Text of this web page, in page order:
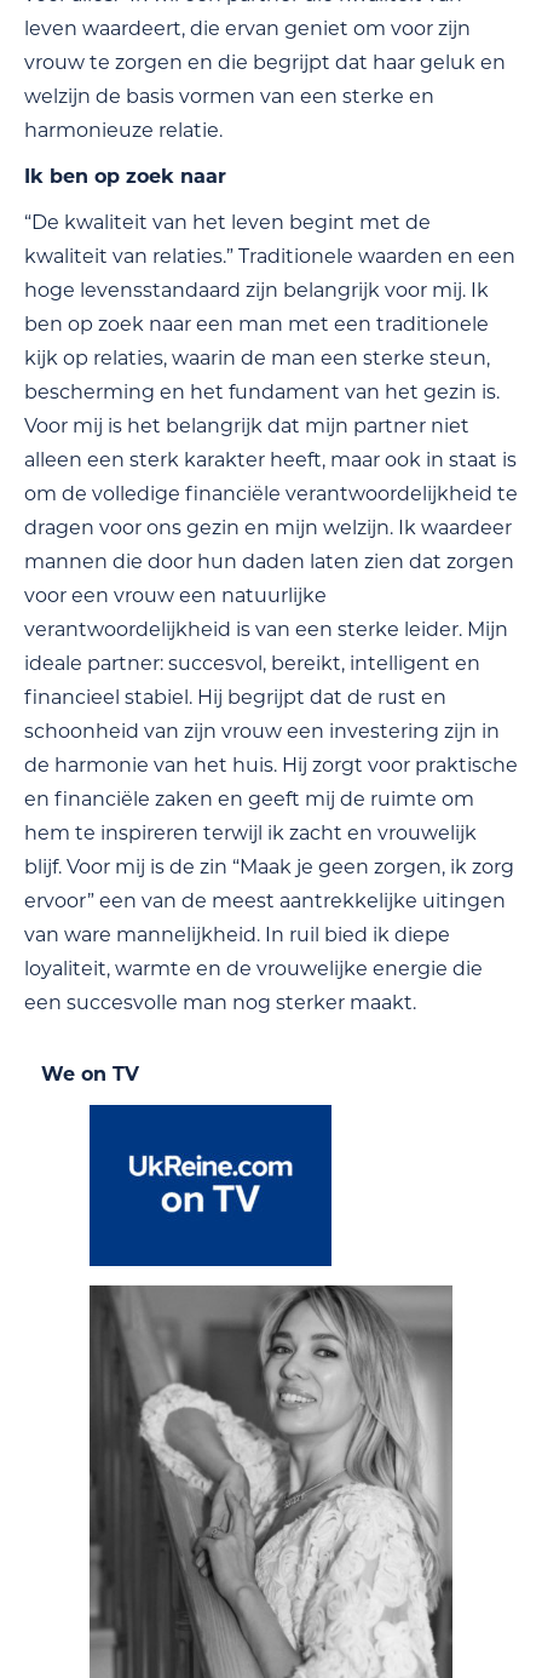
leven waardeert, die ervan geniet om voor zijn
vrouw te zorgen en die begrijpt dat haar geluk en
welzijn de basis vormen van een sterke en
harmonieuze relatie.
Ik ben op zoek naar
“De kwaliteit van het leven begint met de
kwaliteit van relaties.” Traditionele waarden en een
hoge levensstandaard zijn belangrijk voor mij. Ik
ben op zoek naar een man met een traditionele
kijk op relaties, waarin de man een sterke steun,
bescherming en het fundament van het gezin is.
Voor mij is het belangrijk dat mijn partner niet
alleen een sterk karakter heeft, maar ook in staat is
om de volledige financiële verantwoordelijkheid te
dragen voor ons gezin en mijn welzijn. Ik waardeer
mannen die door hun daden laten zien dat zorgen
voor een vrouw een natuurlijke
verantwoordelijkheid is van een sterke leider. Mijn
ideale partner: succesvol, bereikt, intelligent en
financieel stabiel. Hij begrijpt dat de rust en
schoonheid van zijn vrouw een investering zijn in
de harmonie van het huis. Hij zorgt voor praktische
en financiële zaken en geeft mij de ruimte om
hem te inspireren terwijl ik zacht en vrouwelijk
blijf. Voor mij is de zin “Maak je geen zorgen, ik zorg
ervoor” een van de meest aantrekkelijke uitingen
van ware mannelijkheid. In ruil bied ik diepe
loyaliteit, warmte en de vrouwelijke energie die
een succesvolle man nog sterker maakt.
We on TV